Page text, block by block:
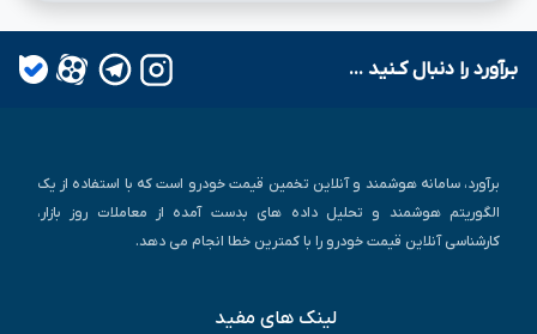
بـرآورد را دنبال کـنید ...
برآورد، سامانه هوشمند و آنلاین تخمین قیمت خودرو است که با استفاده از یک
الگوریتم هوشمند و تحلیل داده های بدست آمده از معاملات روز بازار،
کارشناسی آنلاین قیمت خودرو را با کمترین خطا انجام می دهد.
لینک های مفید